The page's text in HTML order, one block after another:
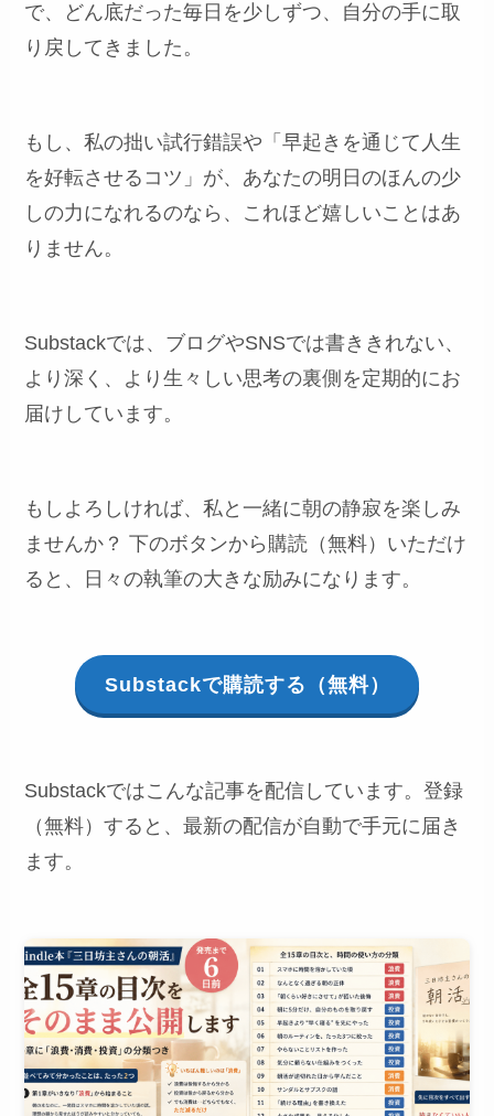
で、どん底だった毎日を少しずつ、自分の手に取
り戻してきました。
もし、私の拙い試行錯誤や「早起きを通じて人生
を好転させるコツ」が、あなたの明日のほんの少
しの力になれるのなら、これほど嬉しいことはあ
りません。
Substackでは、ブログやSNSでは書ききれない、
より深く、より生々しい思考の裏側を定期的にお
届けしています。
もしよろしければ、私と一緒に朝の静寂を楽しみ
ませんか？ 下のボタンから購読（無料）いただけ
ると、日々の執筆の大きな励みになります。
Substackで購読する（無料）
Substackではこんな記事を配信しています。登録
（無料）すると、最新の配信が自動で手元に届き
ます。